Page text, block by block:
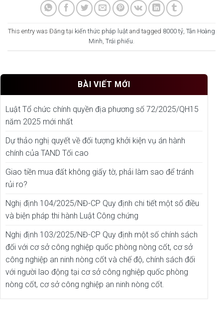
This entry was Đăng tại kiến thức pháp luật and tagged 8000 tỷ, Tân Hoàng
Minh, Trái phiếu.
BÀI VIẾT MỚI
Luật Tổ chức chính quyền địa phương số 72/2025/QH15
năm 2025 mới nhất
Dự thảo nghị quyết về đối tượng khởi kiện vụ án hành
chính của TAND Tối cao
Giao tiền mua đất không giấy tờ, phải làm sao để tránh
rủi ro?
Nghị định 104/2025/NĐ-CP Quy định chi tiết một số điều
và biện pháp thi hành Luật Công chứng
Nghị định 103/2025/NĐ-CP Quy định một số chính sách
đối với cơ sở công nghiệp quốc phòng nòng cốt, cơ sở
công nghiệp an ninh nòng cốt và chế độ, chính sách đối
với người lao động tại cơ sở công nghiệp quốc phòng
nòng cốt, cơ sở công nghiệp an ninh nòng cốt.